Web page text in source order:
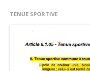
TENUE SPORTIVE